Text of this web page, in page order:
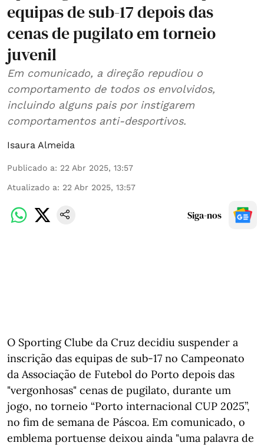
equipas de sub-17 depois das
cenas de pugilato em torneio
juvenil
Em comunicado, a direção repudiou o
comportamento de todos os envolvidos,
incluindo alguns pais por instigarem
comportamentos anti-desportivos.
Isaura Almeida
Publicado a: 22 Abr 2025, 13:57
Atualizado a: 22 Abr 2025, 13:57
Siga-nos
O Sporting Clube da Cruz decidiu suspender a
inscrição das equipas de sub-17 no Campeonato
da Associação de Futebol do Porto depois das
"vergonhosas" cenas de pugilato, durante um
jogo, no torneio “Porto internacional CUP 2025”,
no fim de semana de Páscoa. Em comunicado, o
emblema portuense deixou ainda "uma palavra de